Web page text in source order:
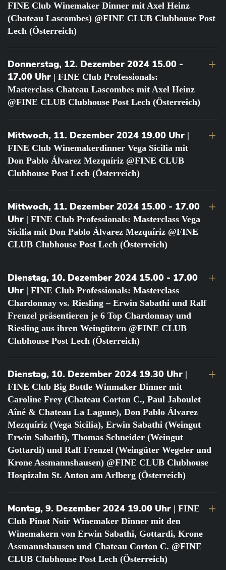
FINE Club Winemaker Dinner mit Axel Heinz
(Chateau Lascombes) @FINE CLUB Clubhouse Post
Lech (Österreich)
Donnerstag, 12. Dezember 2024 15.00 -
17.00 Uhr | FINE Club Professionals:
Masterclass Chateau Lascombes mit Axel Heinz
@FINE CLUB Clubhouse Post Lech (Österreich)
Mittwoch, 11. Dezember 2024 19.00 Uhr |
FINE Club Winemakerdinner Vega Sicilia mit
Don Pablo Álvarez Mezquíriz @FINE CLUB
Clubhouse Post Lech (Österreich)
Mittwoch, 11. Dezember 2024 15.00 - 17.00
Uhr | FINE Club Professionals: Masterclass Vega
Sicilia mit Don Pablo Álvarez Mezquíriz @FINE
CLUB Clubhouse Post Lech (Österreich)
Dienstag, 10. Dezember 2024 15.00 - 17.00
Uhr | FINE Club Professionals: Masterclass
Chardonnay vs. Riesling – Erwin Sabathi und Ralf
Frenzel präsentieren je 6 Top Chardonnay und
Riesling aus ihren Weingütern @FINE CLUB
Clubhouse Post Lech (Österreich)
Dienstag, 10. Dezember 2024 19.30 Uhr |
FINE Club Big Bottle Winmaker Dinner mit
Caroline Frey (Chateau Corton C., Paul Jaboulet
Aîné & Chateau La Lagune), Don Pablo Álvarez
Mezquíriz (Vega Sicilia), Erwin Sabathi (Weingut
Erwin Sabathi), Thomas Schneider (Weingut
Gottardi) und Ralf Frenzel (Weingüter Wegeler und
Krone Assmannshausen) @FINE CLUB Clubhouse
Hospizalm St. Anton am Arlberg (Österreich)
Montag, 9. Dezember 2024 19.00 Uhr | FINE
Club Pinot Noir Winemaker Dinner mit den
Winemakern von Erwin Sabathi, Gottardi, Krone
Assmannshausen und Chateau Corton C. @FINE
CLUB Clubhouse Post Lech (Österreich)